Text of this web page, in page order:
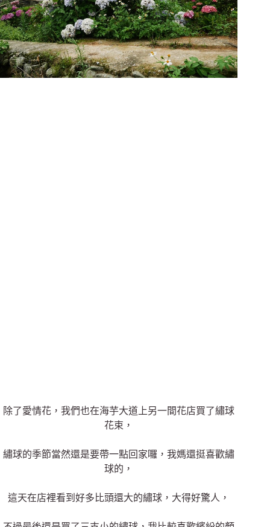
除了愛情花，我們也在海芋大道上另一間花店買了繡球
花束，
繡球的季節當然還是要帶一點回家囉，我媽還挺喜歡繡
球的，
這天在店裡看到好多比頭還大的繡球，大得好驚人，